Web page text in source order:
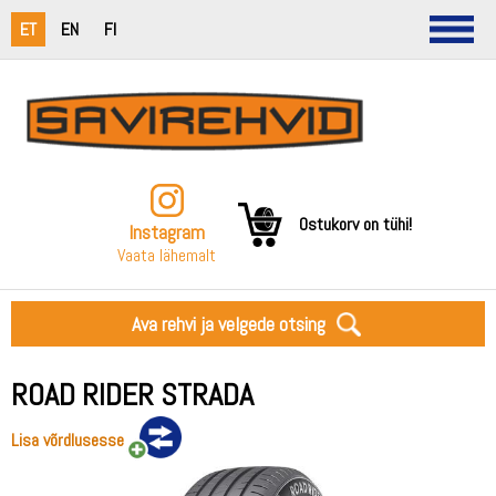
ET EN FI
Instagram
Vaata lähemalt
Ostukorv on tühi!
Ava rehvi ja velgede otsing
ROAD RIDER STRADA
Lisa võrdlusesse